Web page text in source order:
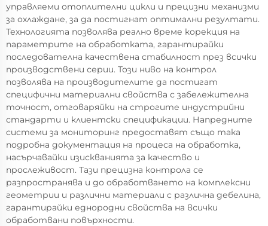
управляеми отоплителни цикли и прецизни механизми
за охлаждане, за да постигнат оптимални резултати.
Технологията позволява реално време корекция на
параметрите на обработката, гарантирайки
последователна качествена стабилност през всички
производствени серии. Този ниво на контрол
позволява на производителите да постигат
специфични материални свойства с забележителна
точност, отговаряйки на строгите индустрийни
стандарти и клиентски спецификации. Напредните
системи за мониторинг предоставят също така
подробна документация на процеса на обработка,
насърчавайки изискванията за качество и
прослеживост. Тази прецизна контрола се
разпространява и до обработването на комплексни
геометрии и различни материали с различна дебелина,
гарантирайки еднородни свойства на всички
обработвани повърхности.